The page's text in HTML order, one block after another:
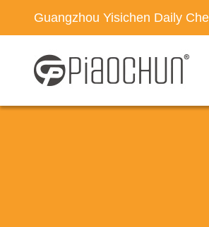
Guangzhou Yisichen Daily